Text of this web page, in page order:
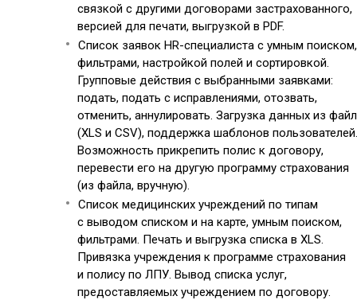
связкой с другими договорами застрахованного,
версией для печати, выгрузкой в PDF.
Список заявок HR-специалиста с умным поиском,
фильтрами, настройкой полей и сортировкой.
Групповые действия с выбранными заявками:
подать, подать с исправлениями, отозвать,
отменить, аннулировать. Загрузка данных из
(XLS и CSV), поддержка шаблонов пользователей.
Возможность прикрепить полис к договору,
перевести его на другую программу страхования
(из файла, вручную).
Список медицинских учреждений по типам
с выводом списком и на карте, умным поиском,
фильтрами. Печать и выгрузка списка в XLS.
Привязка учреждения к программе страхования
и полису по ЛПУ. Вывод списка услуг,
предоставляемых учреждением по договору.